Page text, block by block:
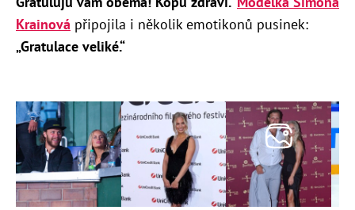
Krainová připojila i několik emotikonů pusinek:
„Gratulace veliké.“